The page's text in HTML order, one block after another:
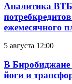
Аналитика
ежемесячного
5 августа 12:00
В Биробиджане
йоги и